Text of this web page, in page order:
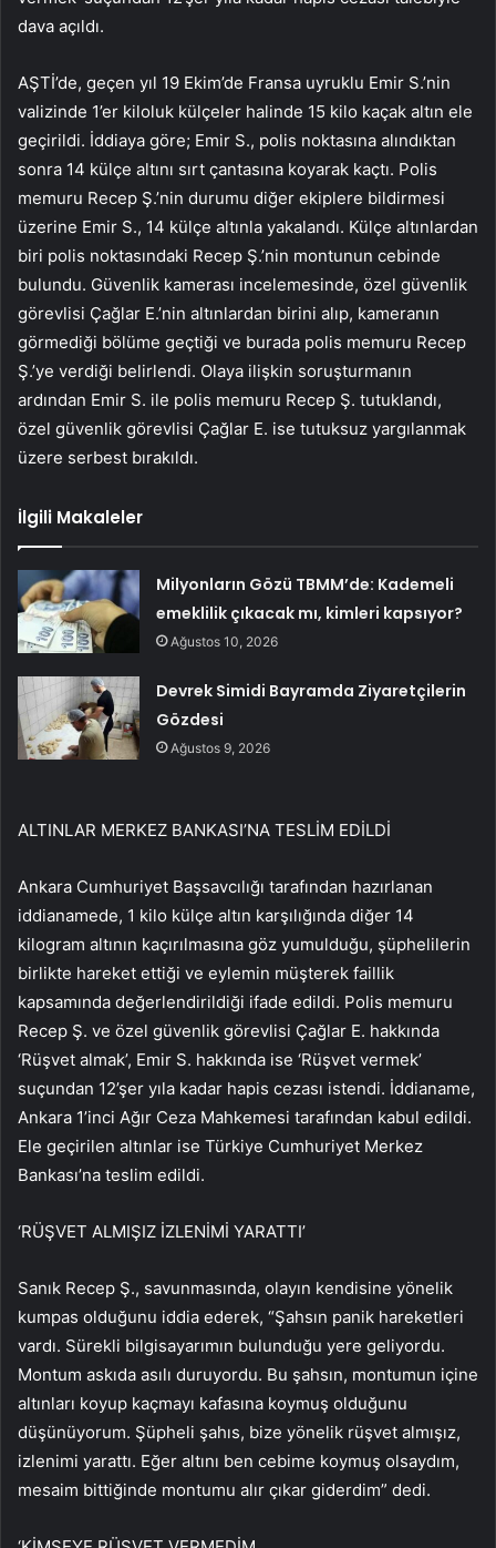
dava açıldı.
AŞTİ’de, geçen yıl 19 Ekim’de Fransa uyruklu Emir S.’nin
valizinde 1’er kiloluk külçeler halinde 15 kilo kaçak altın ele
geçirildi. İddiaya göre; Emir S., polis noktasına alındıktan
sonra 14 külçe altını sırt çantasına koyarak kaçtı. Polis
memuru Recep Ş.’nin durumu diğer ekiplere bildirmesi
üzerine Emir S., 14 külçe altınla yakalandı. Külçe altınlardan
biri polis noktasındaki Recep Ş.’nin montunun cebinde
bulundu. Güvenlik kamerası incelemesinde, özel güvenlik
görevlisi Çağlar E.’nin altınlardan birini alıp, kameranın
görmediği bölüme geçtiği ve burada polis memuru Recep
Ş.’ye verdiği belirlendi. Olaya ilişkin soruşturmanın
ardından Emir S. ile polis memuru Recep Ş. tutuklandı,
özel güvenlik görevlisi Çağlar E. ise tutuksuz yargılanmak
üzere serbest bırakıldı.
İlgili Makaleler
Milyonların Gözü TBMM’de: Kademeli
emeklilik çıkacak mı, kimleri kapsıyor?
Ağustos 10, 2026
Devrek Simidi Bayramda Ziyaretçilerin
Gözdesi
Ağustos 9, 2026
ALTINLAR MERKEZ BANKASI’NA TESLİM EDİLDİ
Ankara Cumhuriyet Başsavcılığı tarafından hazırlanan
iddianamede, 1 kilo külçe altın karşılığında diğer 14
kilogram altının kaçırılmasına göz yumulduğu, şüphelilerin
birlikte hareket ettiği ve eylemin müşterek faillik
kapsamında değerlendirildiği ifade edildi. Polis memuru
Recep Ş. ve özel güvenlik görevlisi Çağlar E. hakkında
‘Rüşvet almak’, Emir S. hakkında ise ‘Rüşvet vermek’
suçundan 12’şer yıla kadar hapis cezası istendi. İddianame,
Ankara 1’inci Ağır Ceza Mahkemesi tarafından kabul edildi.
Ele geçirilen altınlar ise Türkiye Cumhuriyet Merkez
Bankası’na teslim edildi.
‘RÜŞVET ALMIŞIZ İZLENİMİ YARATTI’
Sanık Recep Ş., savunmasında, olayın kendisine yönelik
kumpas olduğunu iddia ederek, “Şahsın panik hareketleri
vardı. Sürekli bilgisayarımın bulunduğu yere geliyordu.
Montum askıda asılı duruyordu. Bu şahsın, montumun içine
altınları koyup kaçmayı kafasına koymuş olduğunu
düşünüyorum. Şüpheli şahıs, bize yönelik rüşvet almışız,
izlenimi yarattı. Eğer altını ben cebime koymuş olsaydım,
mesaim bittiğinde montumu alır çıkar giderdim” dedi.